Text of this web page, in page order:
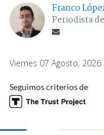
Franco
Periodista
Viernes 07 Agosto,
Seguimos criterios de